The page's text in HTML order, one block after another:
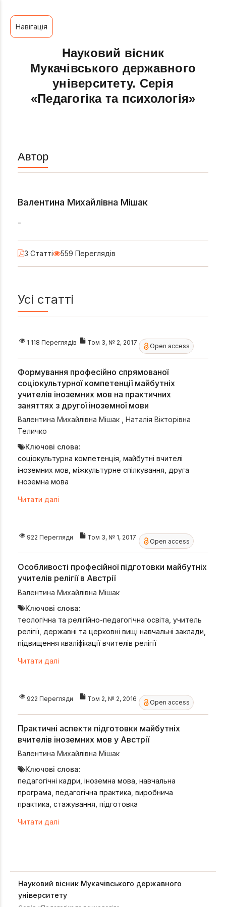
Навігація
Науковий вісник
Мукачівського державного
університету. Серія
«Педагогіка та психологія»
Автор
Валентина Михайлівна Мішак
-
3 Статті 559 Переглядів
Усі статті
1 118 Переглядів Том 3, № 2, 2017 Open access
Формування професійно спрямованої
соціокультурної компетенції майбутніх
учителів іноземних мов на практичних
заняттях з другої іноземної мови
Валентина Михайлівна Мішак
Наталія Вікторівна
Теличко
Ключові слова:
соціокультурна компетенція, майбутні вчителі
іноземних мов, міжкультурне спілкування, друга
іноземна мова
Читати далі
922 Перегляди Том 3, № 1, 2017 Open access
Особливості професійної підготовки майбутніх
учителів релігії в Австрії
Валентина Михайлівна Мішак
Ключові слова:
теологічна та релігійно-педагогічна освіта, учитель
релігії, державні та церковні вищі навчальні заклади,
підвищення кваліфікації вчителів релігії
Читати далі
922 Перегляди Том 2, № 2, 2016 Open access
Практичні аспекти підготовки майбутніх
вчителів іноземних мов у Австрії
Валентина Михайлівна Мішак
Ключові слова:
педагогічні кадри, іноземна мова, навчальна
програма, педагогічна практика, виробнича
практика, стажування, підготовка
Читати далі
Науковий вісник Мукачівського державного
університету